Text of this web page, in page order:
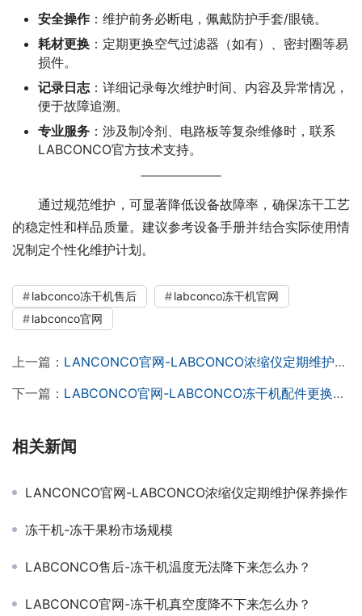
安全操作：维护前务必断电，佩戴防护手套/眼镜。
耗材更换 ：定期更换空气过滤器（如有）、密封圈等易
损件。
记录日志：详细记录每次维护时间、内容及异常情况，
便于故障追溯。
专业服务 ：涉及制冷剂、电路板等复杂维修时，联系
LABCONCO官方技术支持。
通过规范维护，可显著降低设备故障率，确保冻干工艺
的稳定性和样品质量。建议参考设备手册并结合实际使用情
况制定个性化维护计划。
labconco冻干机售后
labconco冻干机官网
labconco官网
上一篇： LANCONCO官网-LABCONCO浓缩仪定期维护保养操作
下一篇： LABCONCO官网-LABCONCO冻干机配件更换指南
相关新闻
LANCONCO官网-LABCONCO浓缩仪定期维护保养操作
冻干机-冻干果粉市场规模
LABCONCO售后-冻干机温度无法降下来怎么办？
LABCONCO官网-冻干机真空度降不下来怎么办？